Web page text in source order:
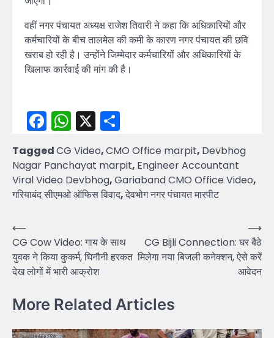
वहीं नगर पंचायत अध्यक्ष राजेश तिवारी ने कहा कि अधिकारियों और
कर्मचारियों के बीच तालमेल की कमी के कारण नगर पंचायत की छवि
खराब हो रही है। उन्होंने जिम्मेदार कर्मचारियों और अधिकारियों के
खिलाफ कार्रवाई की मांग की है।
Facebook
WhatsApp
X
TaggedCG Video,CMO Office marpit, Devbhog
Nagar Panchayat marpit, Engineer Accountant
Viral Video Devbhog,Gariaband CMO Office Video,
गरियाबंद सीएमओ ऑफिस विवाद,देवभोग नगर पंचायत मारपीट
Post
navigation
⟵
CG Cow Video: गाय के साथ
युवक ने किया कुकर्म, घिनौनी हरकत
देख लोगों में भारी आक्रोश
CG Bijli Connection: घर बैठे
मिलेगा नया बिजली कनेक्शन, ऐसे करें
आवेदन
⟶
More Related Articles